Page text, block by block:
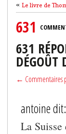
« Le livre de
631
631
DÉGOÛT
← Commentaires
antoine dit:
La